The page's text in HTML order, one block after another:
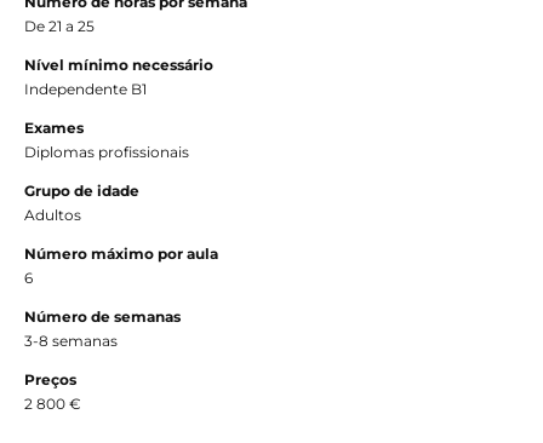
De 21 a 25
Nível mínimo necessário
Independente B1
Exames
Diplomas profissionais
Grupo de idade
Adultos
Número máximo por aula
6
Número de semanas
3-8 semanas
Preços
2 800 €